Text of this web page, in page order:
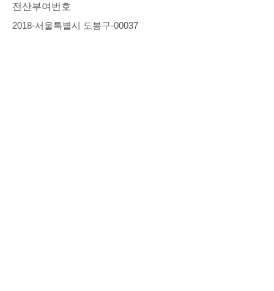
전산부여번호
2018-서울특별시 도봉구-00037